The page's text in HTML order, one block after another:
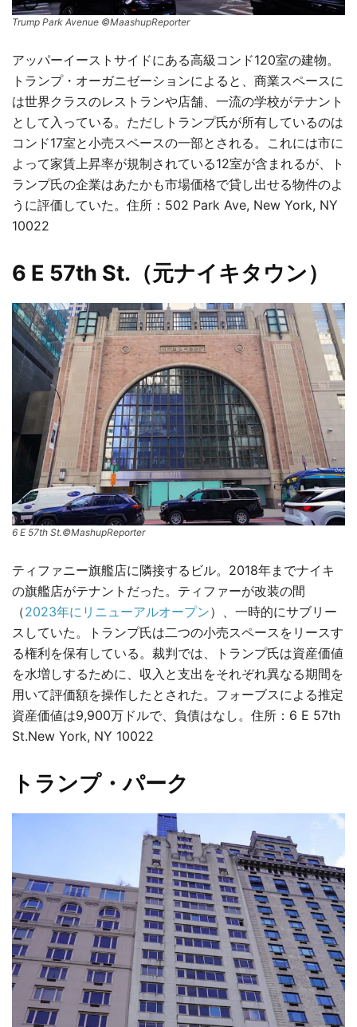
Trump Park Avenue ©MaashupReporter
アッパーイーストサイドにある高級コンド120室の建物。
トランプ・オーガニゼーションによると、商業スペースに
は世界クラスのレストランや店舗、一流の学校がテナント
として入っている。ただしトランプ氏が所有しているのは
コンド17室と小売スペースの一部とされる。これには市に
よって家賃上昇率が規制されている12室が含まれるが、ト
ランプ氏の企業はあたかも市場価格で貸し出せる物件のよ
うに評価していた。住所：502 Park Ave, New York, NY
10022
6 E 57th St.（元ナイキタウン）
6 E 57th St.©MashupReporter
ティファニー旗艦店に隣接するビル。2018年までナイキ
の旗艦店がテナントだった。ティファーが改装の間
（2023年にリニューアルオープン）、一時的にサブリー
スしていた。トランプ氏は二つの小売スペースをリースす
る権利を保有している。裁判では、トランプ氏は資産価値
を水増しするために、収入と支出をそれぞれ異なる期間を
用いて評価額を操作したとされた。フォーブスによる推定
資産価値は9,900万ドルで、負債はなし。住所：6 E 57th
St.New York, NY 10022
トランプ・パーク